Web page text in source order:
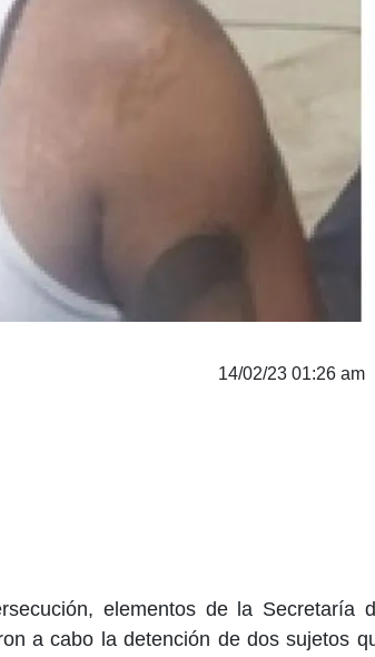
14/02/23 01:26 am
elementos de la Secretaría
a cabo la detención de dos sujetos